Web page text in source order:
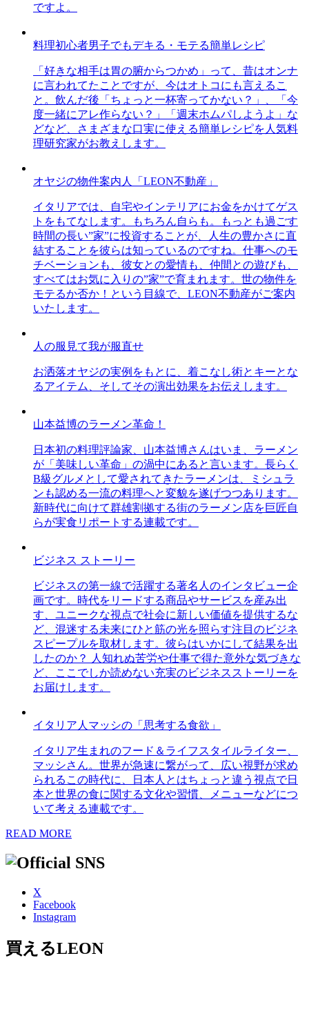
ですよ。
料理初心者男子でもデキる・モテる簡単レシピ
「好きな相手は胃の腑からつかめ」って、昔はオンナ
に言われてたことですが、今はオトコにも言えるこ
と。飲んだ後「ちょっと一杯寄ってかない？」、「今
度一緒にアレ作らない？」「週末ホムパしようよ」な
どなど、さまざまな口実に使える簡単レシピを人気料
理研究家がお教えします。
オヤジの物件案内人「LEON不動産」
イタリアでは、自宅やインテリアにお金をかけてゲス
トをもてなします。もちろん自らも。もっとも過ごす
時間の長い”家”に投資することが、人生の豊かさに直
結することを彼らは知っているのですね。仕事へのモ
チベーションも、彼女との愛情も、仲間との遊びも、
すべてはお気に入りの”家”で育まれます。世の物件を
モテるか否か！という目線で、LEON不動産がご案内
いたします。
人の服見て我が服直せ
お洒落オヤジの実例をもとに、着こなし術とキーとな
るアイテム、そしてその演出効果をお伝えします。
山本益博のラーメン革命！
日本初の料理評論家、山本益博さんはいま、ラーメン
が「美味しい革命」の渦中にあると言います。長らく
B級グルメとして愛されてきたラーメンは、ミシュラ
ンも認める一流の料理へと変貌を遂げつつあります。
新時代に向けて群雄割拠する街のラーメン店を巨匠自
らが実食リポートする連載です。
ビジネス ストーリー
ビジネスの第一線で活躍する著名人のインタビュー企
画です。時代をリードする商品やサービスを産み出
す、ユニークな視点で社会に新しい価値を提供するな
ど、混迷する未来にひと筋の光を照らす注目のビジネ
スピープルを取材します。彼らはいかにして結果を出
したのか？ 人知れぬ苦労や仕事で得た意外な気づきな
ど、ここでしか読めない充実のビジネスストーリーを
お届けします。
イタリア人マッシの「思考する食欲」
イタリア生まれのフード＆ライフスタイルライター、
マッシさん。世界が急速に繋がって、広い視野が求め
られるこの時代に、日本人とはちょっと違う視点で日
本と世界の食に関する文化や習慣、メニューなどにつ
いて考える連載です。
READ MORE
X
Facebook
Instagram
買えるLEON